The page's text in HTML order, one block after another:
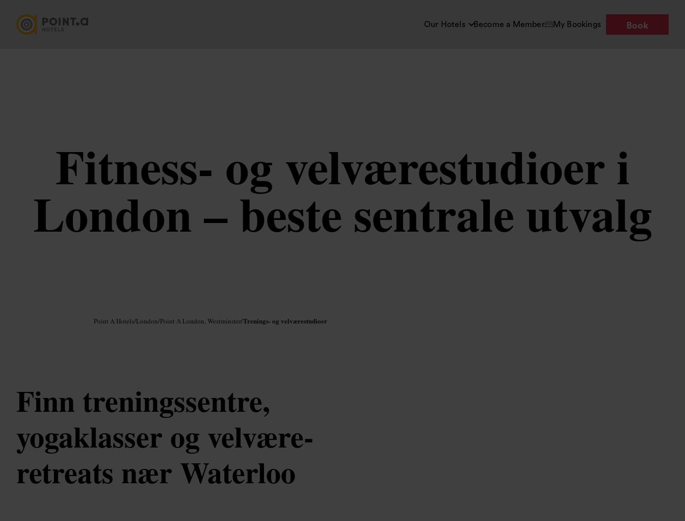
Our Hotels Become a Member My Bookings Book
Fitness- og velværestudioer i
London – beste sentrale utvalg
Point A Hotels/London/Point A London, Westminster/Trenings- og velværestudioer
Finn treningssentre,
yogaklasser og velvære-
retreats nær Waterloo